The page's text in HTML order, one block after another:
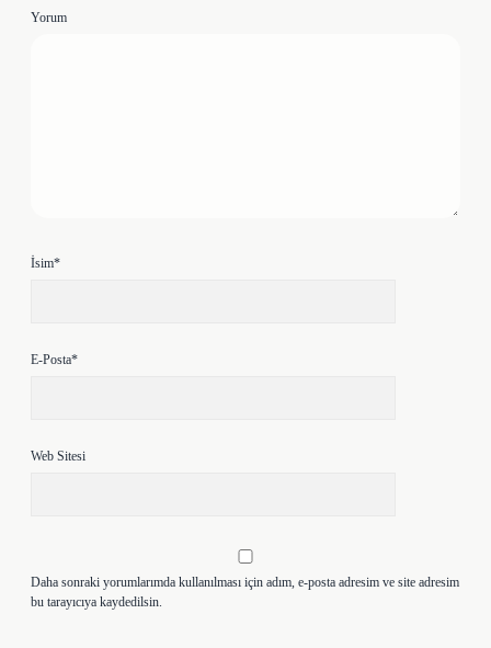
Yorum
İsim*
E-Posta*
Web Sitesi
Daha sonraki yorumlarımda kullanılması için adım, e-posta adresim ve site adresim
bu tarayıcıya kaydedilsin.